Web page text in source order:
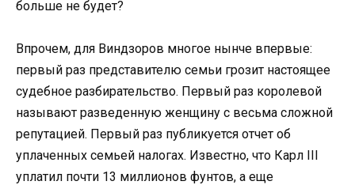
больше не будет?
Впрочем, для Виндзоров многое нынче впервые:
первый раз представителю семьи грозит настоящее
судебное разбирательство. Первый раз королевой
называют разведенную женщину с весьма сложной
репутацией. Первый раз публикуется отчет об
уплаченных семьей налогах. Известно, что Карл III
уплатил почти 13 миллионов фунтов, а еще